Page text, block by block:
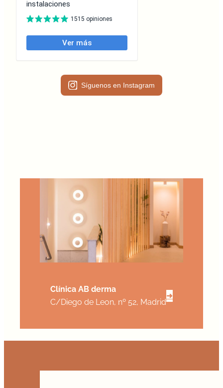
Síguenos en Instagram
Clínica AB derma
C/Diego de Leon, nº 52, Madrid
➜